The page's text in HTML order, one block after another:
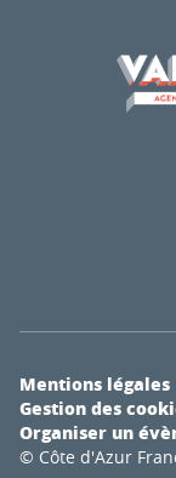
© Côte d'Azur
Mentions légales
Gestion des
Organiser un